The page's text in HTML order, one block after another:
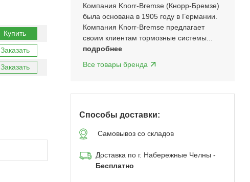
Купить
Заказать
Заказать
Компания Knorr-Bremse (Кнорр-Бремзе)
была основана в 1905 году в Германии.
Компания Knorr-Bremse предлагает
своим клиентам тормозные системы...
подробнее
Все товары бренда
Способы доставки:
Самовывоз со складов
Доставка по г. Набережные Челны -
Бесплатно